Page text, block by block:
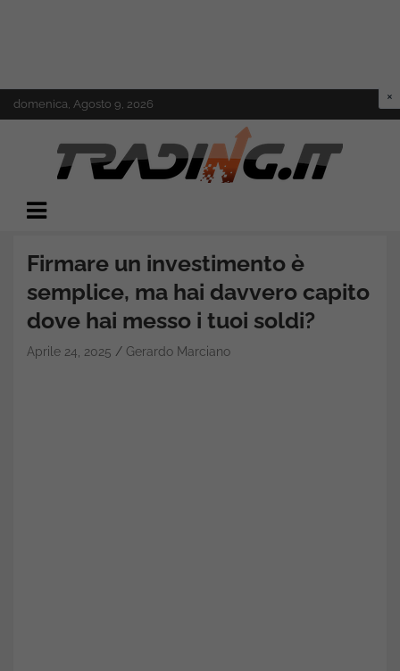
Skip
to
domenica, Agosto 9, 2026
Trading.it
Firmare un investimento è
semplice, ma hai davvero capito
dove hai messo i tuoi soldi?
Aprile 24, 2025 Gerardo Marciano